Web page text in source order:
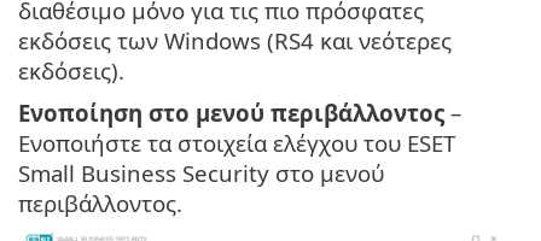
διαθέσιμο μόνο για τις πιο πρόσφατες
εκδόσεις των Windows (RS4 και νεότερες
εκδόσεις).
Ενοποίηση στο μενού περιβάλλοντος –
Ενοποιήστε τα στοιχεία ελέγχου του ESET
Small Business Security στο μενού
περιβάλλοντος.